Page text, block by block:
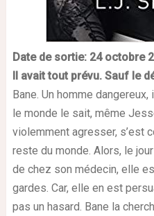
Date de sortie: 24 octobre
Il avait tout prévu. Sauf le
Bane. Un homme
le monde le sait, même
violemment agresser, s’est
reste du monde. Alors, le
de chez son médecin, elle
gardes. Car, elle en est
pas un hasard. Bane la